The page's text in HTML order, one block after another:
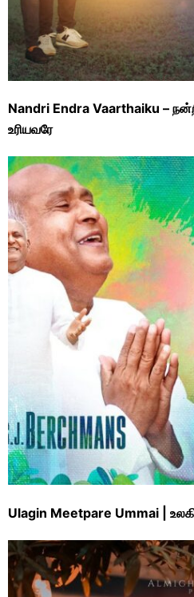
Nandri Endra Vaarthaiku –
உரியவரே
Ulagin Meetpare Ummai |